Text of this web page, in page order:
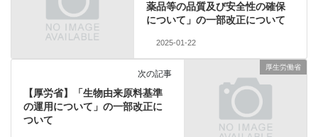
薬品等の品質及び安全性の確保
について」の一部改正について
2025-01-22
厚生労働省
次の記事
【厚労省】「生物由来原料基準
の運用について」の一部改正に
ついて